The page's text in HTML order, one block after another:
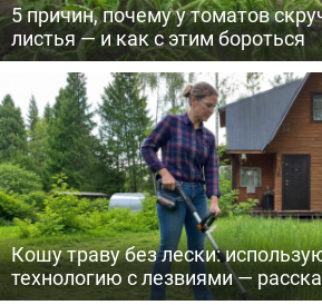
5 причин, почему у томатов
листья — и как с этим бороться
Кошу траву без лески:
технологию с лезвиями —